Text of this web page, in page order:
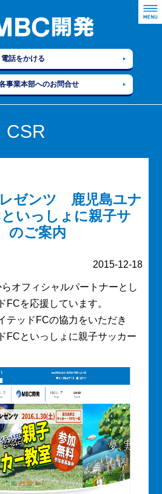
電話をかける
事業本部へのお問合せ
CSR
ゼンツ 鹿児島ユナ
いっしょに親子サ
のご案内
2015-12-18
オフィシャルパートナーとし
FCを応援しています。
テッドFCの協力をいただき
FCといっしょに親子サッカー